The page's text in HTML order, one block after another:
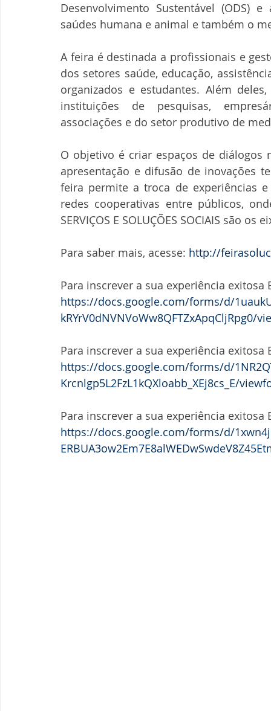
Desenvolvimento Sustentável (ODS)
saúdes humana e animal e também o
A feira é destinada a profissionais e
dos setores saúde, educação,
organizados e estudantes. Além
instituições de pesquisas,
associações e do setor produtivo de
O objetivo é criar espaços de diálogos
apresentação e difusão de inovações
feira permite a troca de experiências
redes cooperativas entre públicos, onde
SERVIÇOS E SOLUÇÕES SOCIAIS são os
Para saber mais, acesse: http://
Para inscrever a sua experiência exitosa
https://docs.google.com/forms/d/
kRYrV0dNVNVoWw8QFTZxApqCljRpg0/
Para inscrever a sua experiência exitosa
https://docs.google.com/forms/d/
Krcnlgp5L2FzL1kQXloabb_XEj8cs_E/
Para inscrever a sua experiência exitosa
https://docs.google.com/forms/d/